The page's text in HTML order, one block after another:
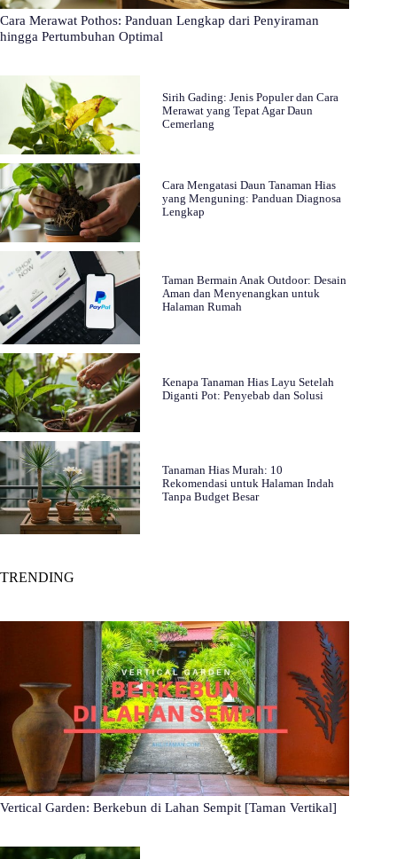
Cara Merawat Pothos: Panduan Lengkap dari Penyiraman
hingga Pertumbuhan Optimal
Sirih Gading: Jenis Populer dan Cara
Merawat yang Tepat Agar Daun
Cemerlang
Cara Mengatasi Daun Tanaman Hias
yang Menguning: Panduan Diagnosa
Lengkap
Taman Bermain Anak Outdoor: Desain
Aman dan Menyenangkan untuk
Halaman Rumah
Kenapa Tanaman Hias Layu Setelah
Diganti Pot: Penyebab dan Solusi
Tanaman Hias Murah: 10
Rekomendasi untuk Halaman Indah
Tanpa Budget Besar
TRENDING
Vertical Garden: Berkebun di Lahan Sempit [Taman Vertikal]